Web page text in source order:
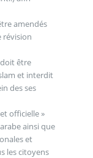
amendés
révision
doit être
et interdit
des ses
officielle »
ainsi que
et
les citoyens